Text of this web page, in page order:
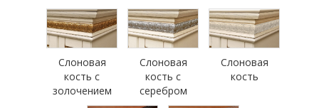
Слоновая
кость с
золочением
Слоновая
кость с
серебром
Слоновая
кость